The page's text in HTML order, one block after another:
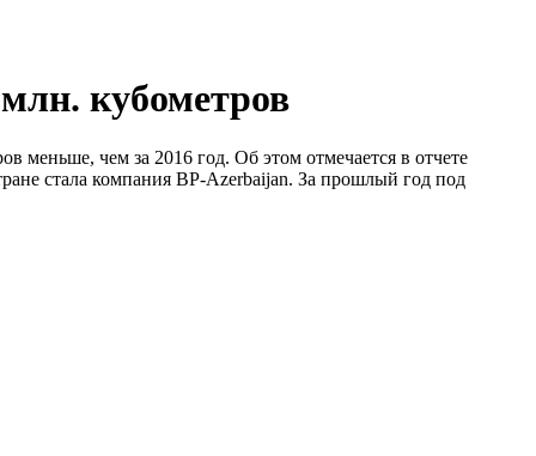
кубометров
меньше, чем за 2016 год. Об этом отмечается в отчете
стала компания BP-Azerbaijan. За прошлый год под